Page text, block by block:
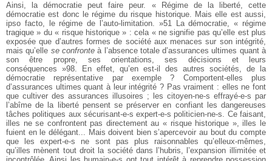
Ainsi, la démocratie peut faire peur. « Régime de la liberté, cette
démocratie est donc le régime du risque historique. Mais elle est aussi,
ipso facto, le régime de l’auto-limitation. »51 La démocratie, « régime
tragique » du « risque historique » : cela « ne signifie pas qu’elle est plus
exposée que d’autres formes de société aux menaces sur son intégrité,
mais qu’elle se confronteà l’absence totale d’assurances ultimes quant à
son être propre, ses orientations, ses décisions et leurs
conséquences »98. En effet, qu’en est-il des autres sociétés, de la
démocratie représentative par exemple ? Comportent-elles plus
d’assurances ultimes quant à leur intégrité ? Pas vraiment : elles ne font
que cultiver des assurances illusoires ; les citoyen-ne-s effrayé-e-s par
l’abîme de la liberté pensent se préserver en confiant les dangereuses
tâches politiques aux sécurisant-e-s expert-e-s politicien-ne-s. Ce faisant,
illes ne se confrontent pas directement au « risque historique », illes le
fuient en le délégant... Mais doivent bien s’apercevoir au bout du compte
que les expert-e-s ne sont pas plus raisonnables qu’elleux-mêmes,
qu’illes mènent tout droit la société dans l’hubris, l’expansion illimitée et